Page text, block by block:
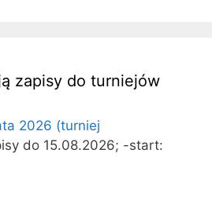
zapisy do turniejów
2026 (turniej
do 15.08.2026; -start: